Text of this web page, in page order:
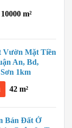
10000 m²
Vườn Mặt Tiền
An, Bd,
1km
42 m²
Bán Đất Ở